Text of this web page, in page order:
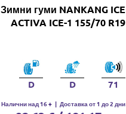
Зимни гуми NANKANG ICE
ACTIVA ICE-1 155/70 R19
D D 71
Налични над 16 + | Доставка от 1 до 2 дни